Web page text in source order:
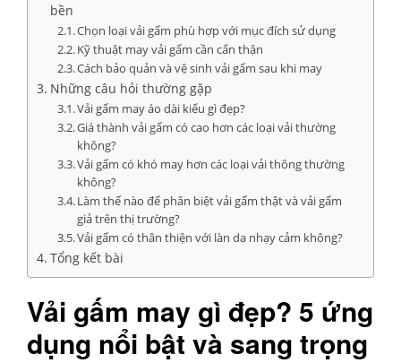
bền
Chọn loại vải gấm phù hợp với mục đích sử dụng
Kỹ thuật may vải gấm cần cẩn thận
Cách bảo quản và vệ sinh vải gấm sau khi may
Những câu hỏi thường gặp
Vải gấm may áo dài kiểu gì đẹp?
Giá thành vải gấm có cao hơn các loại vải thường
không?
Vải gấm có khó may hơn các loại vải thông thường
không?
Làm thế nào để phân biệt vải gấm thật và vải gấm
giả trên thị trường?
Vải gấm có thân thiện với làn da nhạy cảm không?
Tổng kết bài
Vải gấm may gì đẹp? 5 ứng
dụng nổi bật và sang trọng